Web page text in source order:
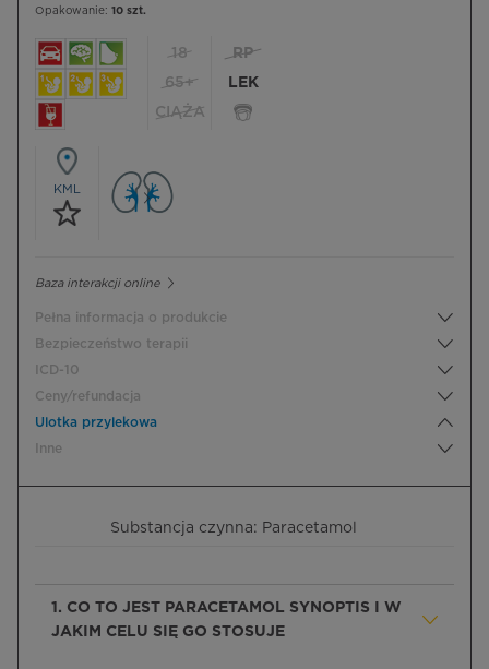
Opakowanie: 10 szt.
18
65+
CIĄŻA
RP
LEK
KML
Baza interakcji online
Pełna informacja o produkcie
Bezpieczeństwo terapii
ICD-10
Ceny/refundacja
Ulotka przylekowa
Inne
Substancja czynna: Paracetamol
1. CO TO JEST PARACETAMOL SYNOPTIS I W
JAKIM CELU SIĘ GO STOSUJE